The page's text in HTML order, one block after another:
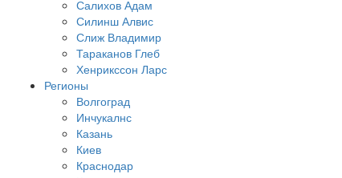
Салихов Адам
Силинш Алвис
Слиж Владимир
Тараканов Глеб
Хенрикссон Ларс
Регионы
Волгоград
Инчукалнс
Казань
Киев
Краснодар